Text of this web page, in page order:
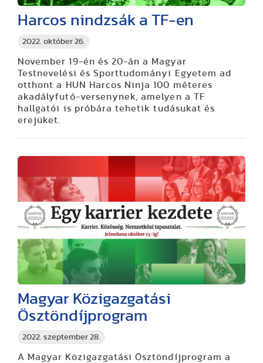
2022. október 26.
Harcos nindzsák a TF-en
November 19-én és 20-án a Magyar
Testnevelési és Sporttudományi Egyetem ad
otthont a HUN Harcos Ninja 100 méteres
akadályfutó-versenynek, amelyen a TF
hallgatói is próbára tehetik tudásukat és
erejüket.
2022. szeptember 28.
Magyar Közigazgatási
Ösztöndíjprogram
A Magyar Közigazgatási Ösztöndíjprogram a